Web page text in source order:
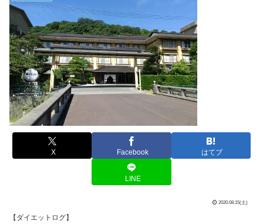
X Facebook はてブ
LINE
2020.08.15(土)
【ダイエットログ】